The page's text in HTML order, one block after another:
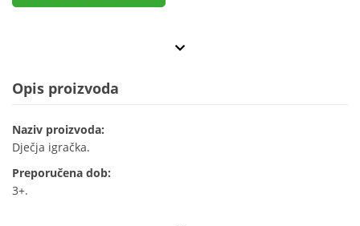
Opis proizvoda
Naziv proizvoda:
Dječja igračka.
Preporučena dob:
3+.